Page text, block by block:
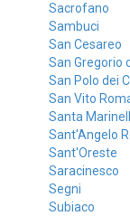
Sacrofano
Sambuci
San Cesareo
San Gregorio
San Polo dei
San Vito
Santa
Sant'Angelo
Sant'Oreste
Saracinesco
Segni
Subiaco